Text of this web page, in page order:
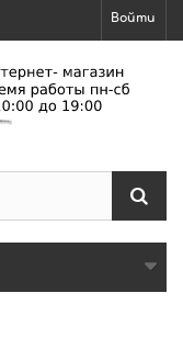
Войти